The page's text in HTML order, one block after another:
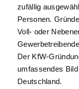
zufällig
Personen.
Voll- oder
Der KfW-
umfassendes
Deutschland.